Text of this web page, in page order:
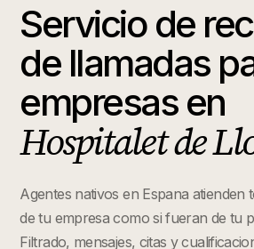
Servicio de
de llamadas
empresasen
Hospitalet de
Agentes nativos en Espana atienden
de tu empresa como si fueran de tu
Filtrado, mensajes, citas y